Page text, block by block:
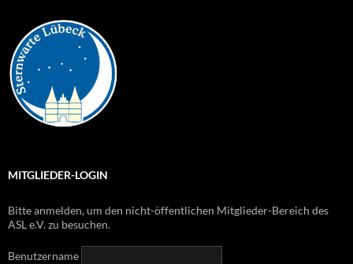
MITGLIEDER-LOGIN
Bitte anmelden, um den nicht-öffentlichen Mitglieder-Bereich des
ASL e.V. zu besuchen.
Benutzername